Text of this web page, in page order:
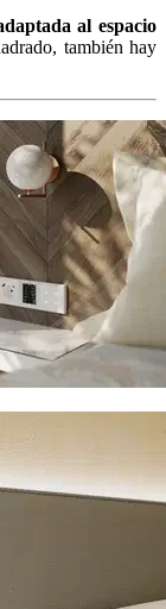
al espacio
también hay